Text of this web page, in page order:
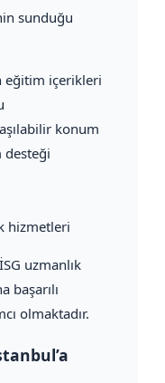
sunduğu
eğitim içerikleri
konum
desteği
hizmetleri
uzmanlık
başarılı
olmaktadır.